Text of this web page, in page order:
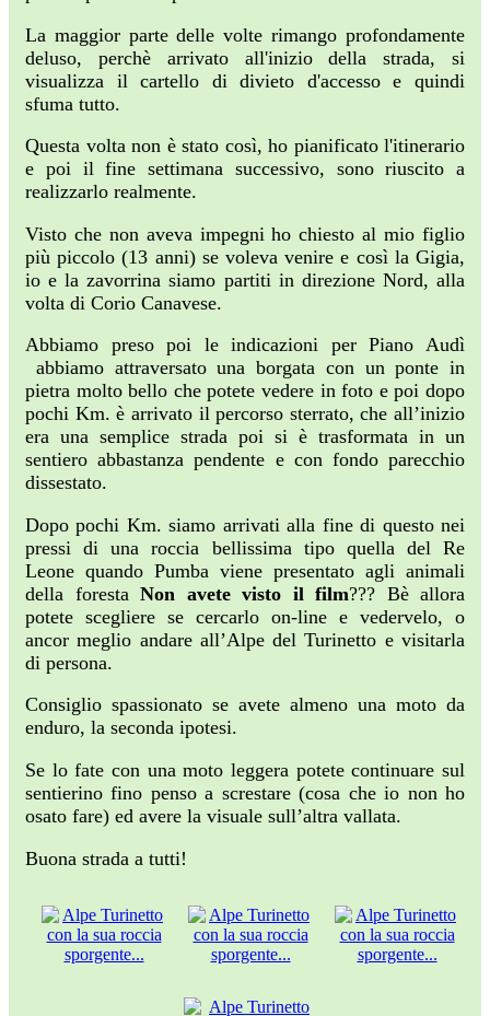
La maggior parte delle volte rimango profondamente
deluso, perchè arrivato all'inizio della strada, si
visualizza il cartello di divieto d'accesso e quindi
sfuma tutto.
Questa volta non è stato così, ho pianificato l'itinerario
e poi il fine settimana successivo, sono riuscito a
realizzarlo realmente.
Visto che non aveva impegni ho chiesto al mio figlio
più piccolo (13 anni) se voleva venire e così la Gigia,
io e la zavorrina siamo partiti in direzione Nord, alla
volta di Corio Canavese.
Abbiamo preso poi le indicazioni per Piano Audì
abbiamo attraversato una borgata con un ponte in
pietra molto bello che potete vedere in foto e poi dopo
pochi Km. è arrivato il percorso sterrato, che all’inizio
era una semplice strada poi si è trasformata in un
sentiero abbastanza pendente e con fondo parecchio
dissestato.
Dopo pochi Km. siamo arrivati alla fine di questo nei
pressi di una roccia bellissima tipo quella del Re
Leone quando Pumba viene presentato agli animali
della foresta Non avete visto il film??? Bè allora
potete scegliere se cercarlo on-line e vedervelo, o
ancor meglio andare all’Alpe del Turinetto e visitarla
di persona.
Consiglio spassionato se avete almeno una moto da
enduro, la seconda ipotesi.
Se lo fate con una moto leggera potete continuare sul
sentierino fino penso a screstare (cosa che io non ho
osato fare) ed avere la visuale sull’altra vallata.
Buona strada a tutti!